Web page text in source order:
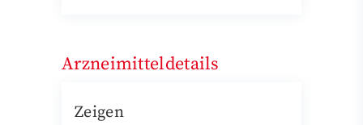
Arzneimitteldetails
Zeigen